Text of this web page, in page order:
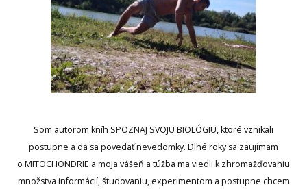
Som autorom kníh SPOZNAJ SVOJU BIOLÓGIU, ktoré vznikali
postupne a dá sa povedať nevedomky. Dlhé roky sa zaujímam
o MITOCHONDRIE a moja vášeň a túžba ma viedli k zhromažďovaniu
množstva informácií, študovaniu, experimentom a postupne chcem